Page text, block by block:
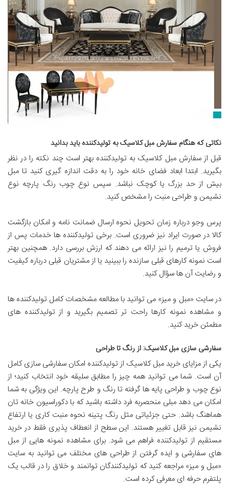
نکاتی که هنگام سفارش مبل کلاسیک به تولیدکننده باید بدانید
قبل از سفارش مبل کلاسیک به تولیدکننده بهتر است چند نکته را در نظر
بگیرید. ابتدا ابعاد فضای خانه خود را به دقت اندازه گیری کنید تا مبل
بیش از حد بزرگ یا کوچک نباشد. سپس نوع چوب رنگ پارچه نوع
نشیمن و طراحی منبت را مشخص کنید.
پرس وجو درباره زمان تحویل نحوه ارسال ضمانت نامه و امکان بازگشت
کالا در صورت ایراد نیز ضروری است. برخی تولیدکننده ها خدمات پس از
فروش یا ترمیم را نیز ارائه می دهند که ارزش بررسی دارد. همچنین بهتر
است نمونه کارهای قبلی سازنده را ببینید یا از مشتریان قبلی درباره کیفیت
و رضایت آن ها سؤال کنید.
در سایت «مبل و میز» می توانید با مطالعه مشخصات کامل تولیدکننده ها
و مشاهده نمونه کارها راحت تر تصمیم بگیرید و از تولیدکننده های
مطمئن خرید کنید.
سفارشی سازی مبل کلاسیک: از رنگ تا طراحی
یکی از مزایای خرید مبل کلاسیک از تولیدکننده امکان سفارشی سازی کامل
آن است. شما می توانید همه چیز را مطابق سلیقه خود انتخاب کنید؛ از
نوع چوب و طراحی پایه ها گرفته تا رنگ و طرح پارچه. این ویژگی به شما
امکان می دهد مبلی منحصربه فرد داشته باشید که با دکوراسیون خانه تان
هماهنگ باشد. حتی جزئیاتی مثل رنگ پتینه نحوه منبت کاری یا ارتفاع
نشیمن نیز قابل تغییر هستند. این سطح از انعطاف پذیری فقط در خرید
مستقیم از تولیدکننده فراهم می شود. برای مشاهده نمونه هایی از مبل
های سفارشی و ایده گرفتن از طراحی های مختلف می توانید به سایت
«مبل و میز» مراجعه کنید که تولیدکنندگان توانمند و خلاق را در قالب یک
پلتفرم حرفه ای معرفی کرده است.